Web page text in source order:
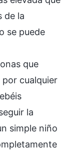
de la
se puede
que
cualquier
la
simple niño